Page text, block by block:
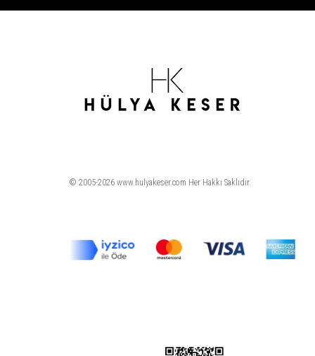
© 2005-2026 www.hulyakeser.com Her Hakkı Saklıdır.